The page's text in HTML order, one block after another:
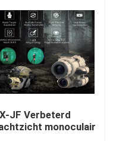
JF Verbeterd
monoculair